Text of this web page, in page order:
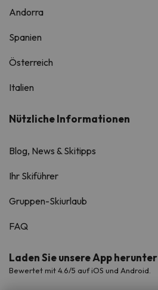
Andorra
Spanien
Österreich
Italien
Nützliche Informationen
Blog, News & Skitipps
Ihr Skiführer
Gruppen-Skiurlaub
FAQ
Laden Sie unsere App herunter
Bewertet mit 4.6/5 auf iOS und Android.